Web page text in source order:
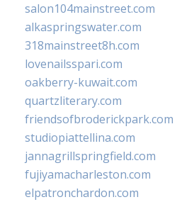
salon104mainstreet.com
alkaspringswater.com
318mainstreet8h.com
lovenailsspari.com
oakberry-kuwait.com
quartzliterary.com
friendsofbroderickpark.com
studiopiattellina.com
jannagrillspringfield.com
fujiyamacharleston.com
elpatronchardon.com